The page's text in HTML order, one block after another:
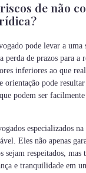
de não
pode levar a uma
perda de prazos para a
inferiores ao que
orientação pode
podem ser facilmente
especializados na
Eles não apenas
sejam respeitados, mas
e tranquilidade em